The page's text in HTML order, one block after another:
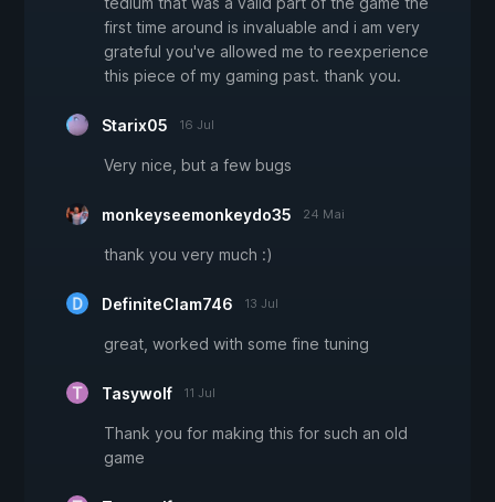
first time around is invaluable and i am very
grateful you've allowed me to reexperience
this piece of my gaming past. thank you.
Starix05 16 Jul
Very nice, but a few bugs
monkeyseemonkeydo35 24 Mai
thank you very much :)
DefiniteClam746 13 Jul
great, worked with some fine tuning
Tasywolf 11 Jul
Thank you for making this for such an old
game